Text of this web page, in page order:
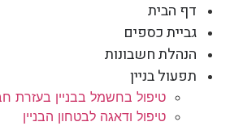
דף הבית
גביית כספים
הנהלת חשבונות
תפעול בניין
טיפול בחשמל בבניין בעזרת
טיפול ודאגה לבטחון הבניין